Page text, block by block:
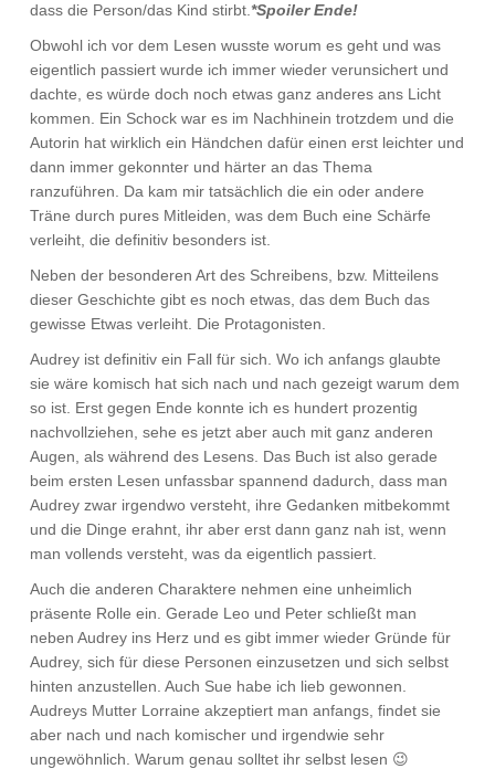
dass die Person/das Kind stirbt. *Spoiler Ende!
Obwohl ich vor dem Lesen wusste worum es geht und was
eigentlich passiert wurde ich immer wieder verunsichert und
dachte, es würde doch noch etwas ganz anderes ans Licht
kommen. Ein Schock war es im Nachhinein trotzdem und die
Autorin hat wirklich ein Händchen dafür einen erst leichter und
dann immer gekonnter und härter an das Thema
ranzuführen. Da kam mir tatsächlich die ein oder andere
Träne durch pures Mitleiden, was dem Buch eine Schärfe
verleiht, die definitiv besonders ist.
Neben der besonderen Art des Schreibens, bzw. Mitteilens
dieser Geschichte gibt es noch etwas, das dem Buch das
gewisse Etwas verleiht. Die Protagonisten.
Audrey ist definitiv ein Fall für sich. Wo ich anfangs glaubte
sie wäre komisch hat sich nach und nach gezeigt warum dem
so ist. Erst gegen Ende konnte ich es hundert prozentig
nachvollziehen, sehe es jetzt aber auch mit ganz anderen
Augen, als während des Lesens. Das Buch ist also gerade
beim ersten Lesen unfassbar spannend dadurch, dass man
Audrey zwar irgendwo versteht, ihre Gedanken mitbekommt
und die Dinge erahnt, ihr aber erst dann ganz nah ist, wenn
man vollends versteht, was da eigentlich passiert.
Auch die anderen Charaktere nehmen eine unheimlich
präsente Rolle ein. Gerade Leo und Peter schließt man
neben Audrey ins Herz und es gibt immer wieder Gründe für
Audrey, sich für diese Personen einzusetzen und sich selbst
hinten anzustellen. Auch Sue habe ich lieb gewonnen.
Audreys Mutter Lorraine akzeptiert man anfangs, findet sie
aber nach und nach komischer und irgendwie sehr
ungewöhnlich. Warum genau solltet ihr selbst lesen 😉